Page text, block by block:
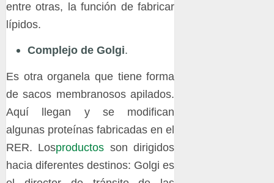
entre otras, la función de fabricar
lípidos.
Complejo de Golgi.
Es otra organela que tiene forma
de sacos membranosos apilados.
Aquí llegan y se modifican
algunas proteínas fabricadas en el
RER. Losproductos son dirigidos
hacia diferentes destinos: Golgi es